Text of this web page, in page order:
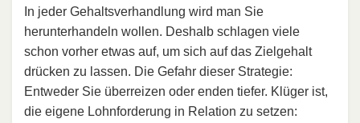
In jeder Gehaltsverhandlung wird man Sie
herunterhandeln wollen. Deshalb schlagen viele
schon vorher etwas auf, um sich auf das Zielgehalt
drücken zu lassen. Die Gefahr dieser Strategie:
Entweder Sie überreizen oder enden tiefer. Klüger ist,
die eigene Lohnforderung in Relation zu setzen: